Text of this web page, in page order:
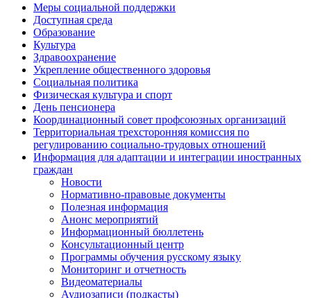
Меры социальной поддержки
Доступная среда
Образование
Культура
Здравоохранение
Укрепление общественного здоровья
Социальная политика
Физическая культура и спорт
День пенсионера
Координационный совет профсоюзных организаций
Территориальная трехсторонняя комиссия по
регулированию социально-трудовых отношений
Информация для адаптации и интеграции иностранных
граждан
Новости
Нормативно-правовые документы
Полезная информация
Анонс мероприятий
Информационный бюллетень
Консультационный центр
Программы обучения русскому языку
Мониторинг и отчетность
Видеоматериалы
Аудиозаписи (подкасты)